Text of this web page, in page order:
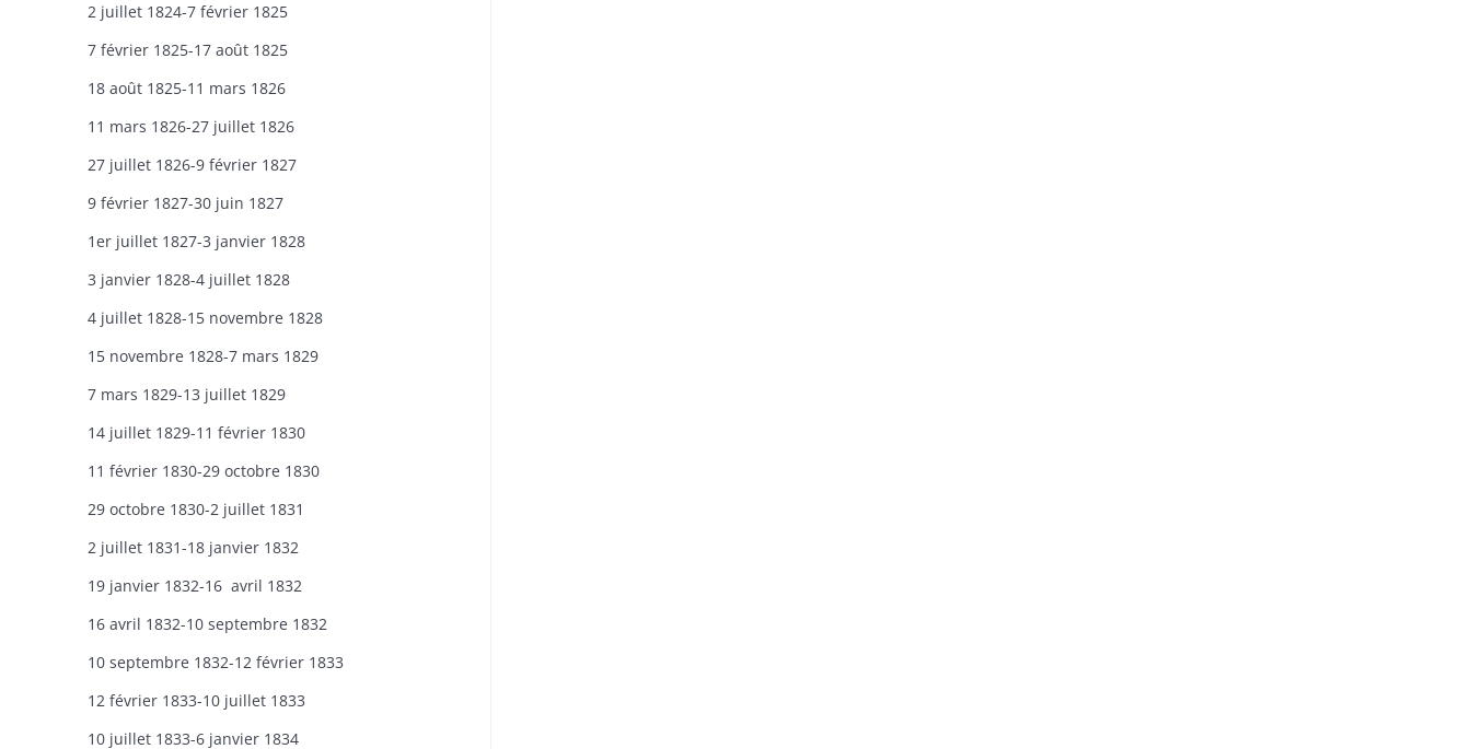
2 juillet 1824-7 février 1825
7 février 1825-17 août 1825
18 août 1825-11 mars 1826
11 mars 1826-27 juillet 1826
27 juillet 1826-9 février 1827
9 février 1827-30 juin 1827
1er juillet 1827-3 janvier 1828
3 janvier 1828-4 juillet 1828
4 juillet 1828-15 novembre 1828
15 novembre 1828-7 mars 1829
7 mars 1829-13 juillet 1829
14 juillet 1829-11 février 1830
11 février 1830-29 octobre 1830
29 octobre 1830-2 juillet 1831
2 juillet 1831-18 janvier 1832
19 janvier 1832-16 avril 1832
16 avril 1832-10 septembre 1832
10 septembre 1832-12 février 1833
12 février 1833-10 juillet 1833
10 juillet 1833-6 janvier 1834